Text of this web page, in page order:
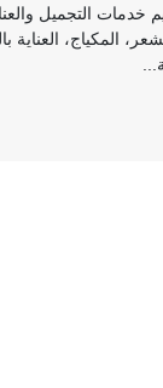
خدمات التجميل
المكياج، العناية